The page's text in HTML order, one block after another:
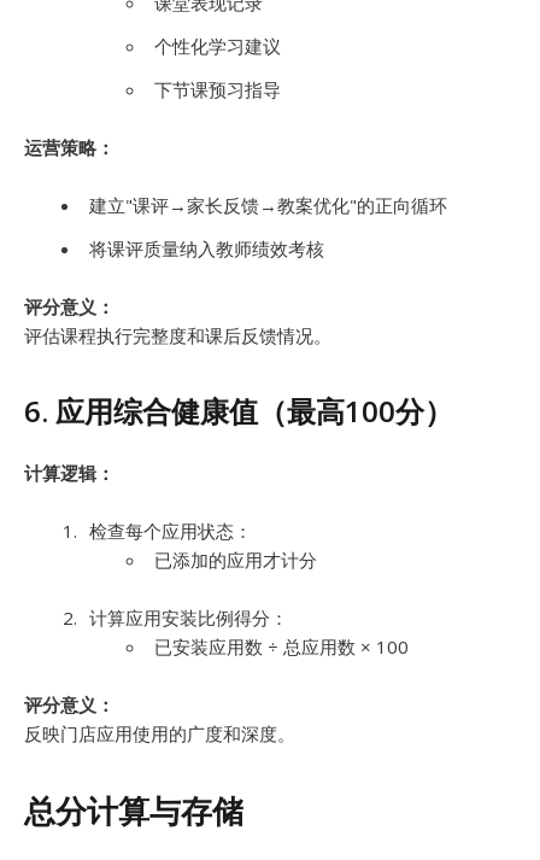
个性化学习建议
下节课预习指导
运营策略：
建立"课评→家长反馈→教案优化"的正向循环
将课评质量纳入教师绩效考核
评分意义：
评估课程执行完整度和课后反馈情况。
6. 应用综合健康值（最高100分）
计算逻辑：
检查每个应用状态：
已添加的应用才计分
计算应用安装比例得分：
已安装应用数 ÷ 总应用数 × 100
评分意义：
反映门店应用使用的广度和深度。
总分计算与存储